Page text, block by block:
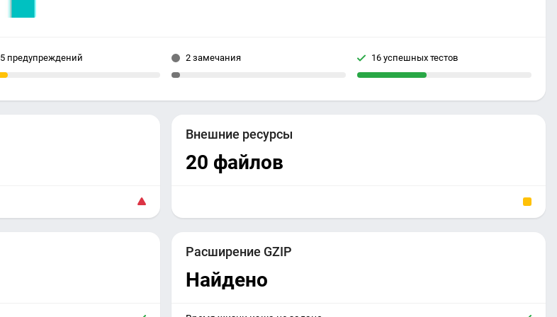
5 предупреждений 2 замечания 16 успешных тестов
Внешние ресурсы
20 файлов
Расширение GZIP
Найдено